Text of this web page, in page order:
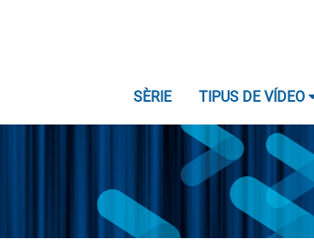
SÈRIE TIPUS DE VÍDEO